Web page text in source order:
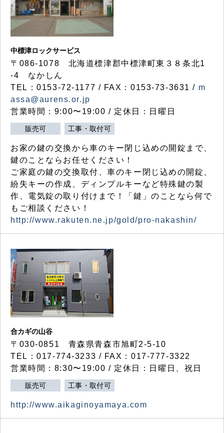
中標津ロックサービス
〒086-1078 北海道標津郡中標津町東３８条北1
-4 なかしん
TEL：0153-72-1177 / FAX：0153-73-3631 / m
assa@aurens.or.jp
営業時間：9:00〜19:00 / 定休日：日曜日
販売可 工事・取付可
お家の鍵の交換から車のキー閉じ込めの開錠まで、
鍵のことならお任せください！
ご家庭の鍵の交換取付、車のキー閉じ込めの開錠、
紛失キーの作成、ディンプルキーなど特殊鍵の製
作、電気錠の取り付けまで！「鍵」のことなら何で
もご相談ください！
http://www.rakuten.ne.jp/gold/pro-nakashin/
合カギの山谷
〒030-0851 青森県青森市旭町2-5-10
TEL：017-774-3233 / FAX：017-777-3322
営業時間：8:30〜19:00 / 定休日：日曜日、祝日
販売可 工事・取付可
http://www.aikaginoyamaya.com